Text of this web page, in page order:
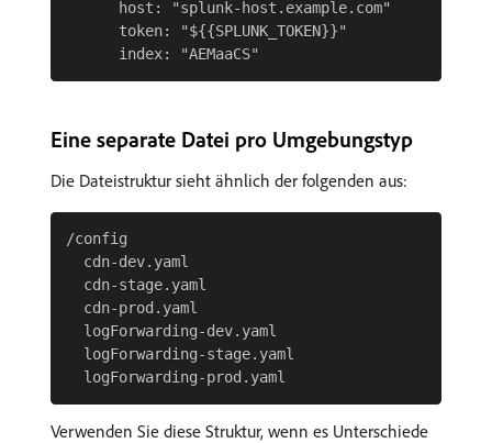
      host: "splunk-host.example.com"
      token: "${{SPLUNK_TOKEN}}"
Eine separate Datei pro Umgebungstyp
Die Dateistruktur sieht ähnlich der folgenden aus:
/config
  cdn-dev.yaml
  cdn-stage.yaml
  cdn-prod.yaml
  logForwarding-dev.yaml
  logForwarding-stage.yaml
Verwenden Sie diese Struktur, wenn es Unterschiede